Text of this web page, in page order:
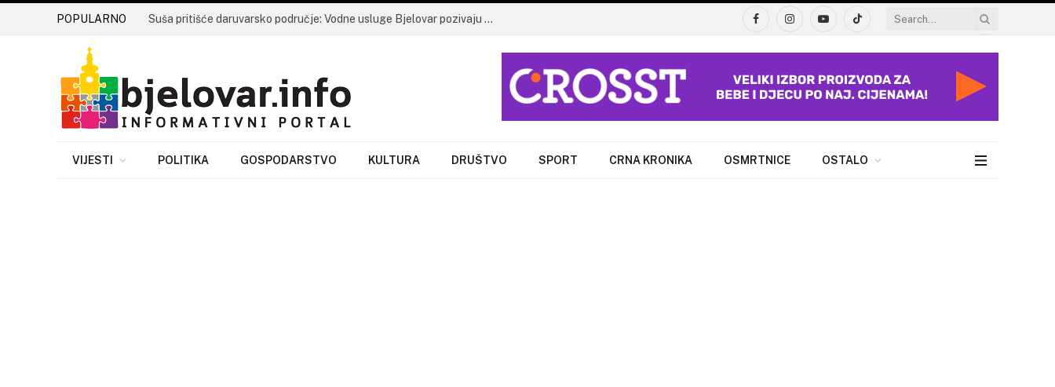
POPULARNO Suša pritišće daruvarsko područje: Vodne usluge Bjelovar pozivaju na racionalnu potrošnju vode
FacebookInstagramYouTubeTikTok
VIJESTI POLITIKA GOSPODARSTVO KULTURA DRUŠTVO SPORT CRNA KRONIKA OSMRTNICE OSTALO